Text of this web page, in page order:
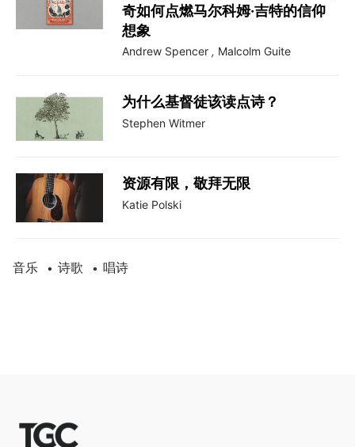
奇如何点燃马尔科姆·吉特的信仰
想象
Andrew Spencer , Malcolm Guite
为什么基督徒该读点诗？
Stephen Witmer
资源有限，敬拜无限
Katie Polski
音乐 • 诗歌 • 唱诗